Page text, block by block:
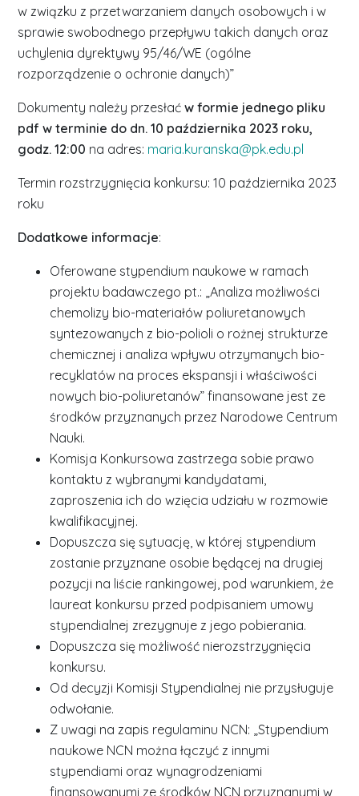
w związku z przetwarzaniem danych osobowych i w
sprawie swobodnego przepływu takich danych oraz
uchylenia dyrektywy 95/46/WE (ogólne
rozporządzenie o ochronie danych)”
Dokumenty należy przesłaćw formie jednego pliku
pdf w terminie do dn. 10 października 2023 roku,
godz. 12:00 na adres: maria.kuranska@pk.edu.pl
Termin rozstrzygnięcia konkursu: 10 października 2023
roku
Dodatkowe informacje:
Oferowane stypendium naukowe w ramach
projektu badawczego pt.: „Analiza możliwości
chemolizy bio-materiałów poliuretanowych
syntezowanych z bio-polioli o rożnej strukturze
chemicznej i analiza wpływu otrzymanych bio-
recyklatów na proces ekspansji i właściwości
nowych bio-poliuretanów” finansowane jest ze
środków przyznanych przez Narodowe Centrum
Nauki.
Komisja Konkursowa zastrzega sobie prawo
kontaktu z wybranymi kandydatami,
zaproszenia ich do wzięcia udziału w rozmowie
kwalifikacyjnej.
Dopuszcza się sytuację, w której stypendium
zostanie przyznane osobie będącej na drugiej
pozycji na liście rankingowej, pod warunkiem, że
laureat konkursu przed podpisaniem umowy
stypendialnej zrezygnuje z jego pobierania.
Dopuszcza się możliwość nierozstrzygnięcia
konkursu.
Od decyzji Komisji Stypendialnej nie przysługuje
odwołanie.
Z uwagi na zapis regulaminu NCN: „Stypendium
naukowe NCN można łączyć z innymi
stypendiami oraz wynagrodzeniami
finansowanymi ze środków NCN przyznanymi w